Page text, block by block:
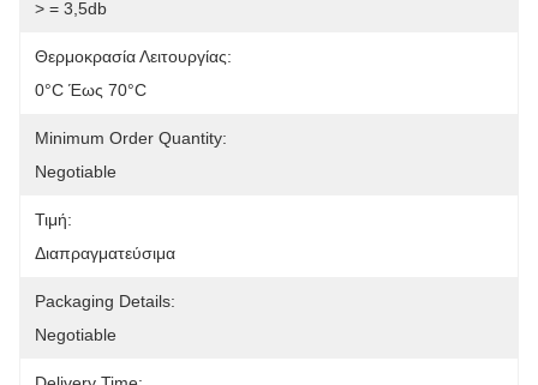
> = 3,5db
Θερμοκρασία Λειτουργίας:
0°C Έως 70°C
Minimum Order Quantity:
Negotiable
Τιμή:
Διαπραγματεύσιμα
Packaging Details:
Negotiable